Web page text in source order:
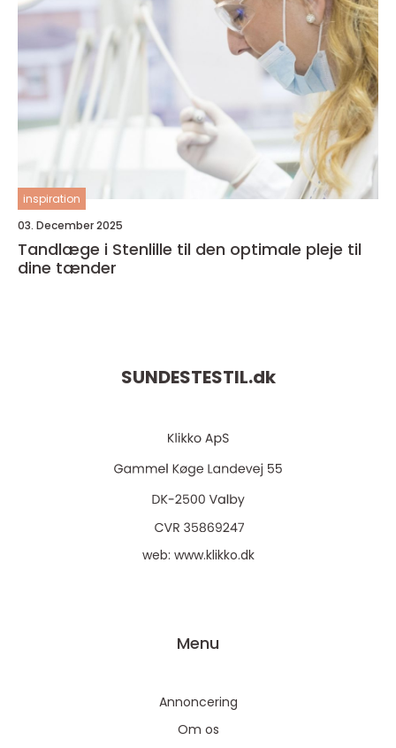
inspiration
03. December 2025
Tandlæge i Stenlille til den optimale pleje til
dine tænder
SUNDESTESTIL.dk
web: www.klikko.dk
Menu
Annoncering
Om os